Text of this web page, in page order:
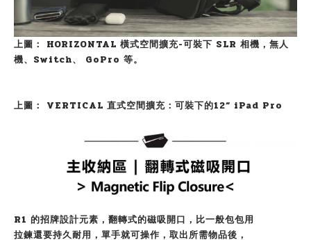
上圖： HORIZONTAL 橫式空間擴充-可裝下 SLR 相機，無人
機、Switch、 GoPro 等。
上圖： VERTICAL 直式空間擴充：可裝下的12“ iPad Pro
R1 的招牌設計元素，翻轉式的磁吸開口，比一般包包用
拉鍊還要持久耐用，單手就可操作，取出所需物品後，